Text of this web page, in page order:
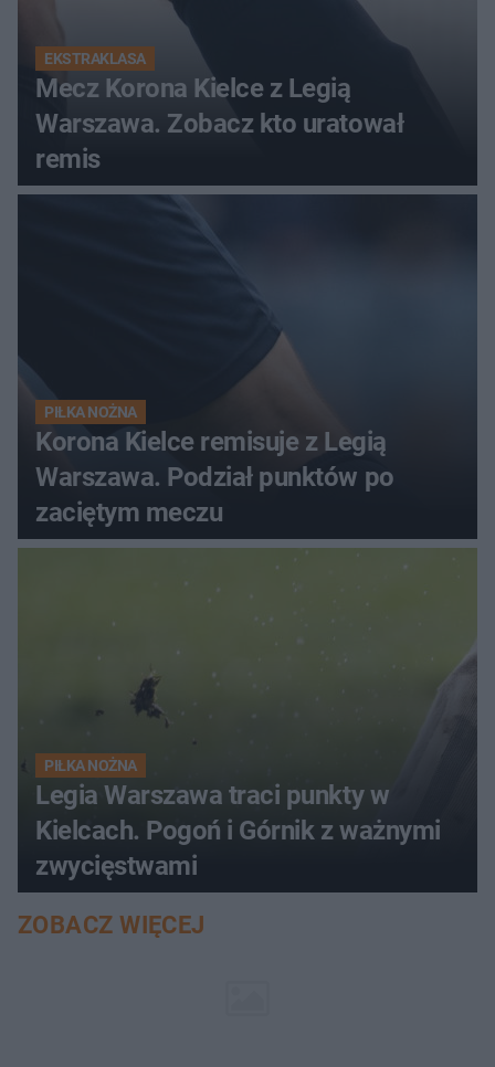
EKSTRAKLASA
Mecz Korona Kielce z Legią
Warszawa. Zobacz kto uratował
remis
PIŁKA NOŻNA
Korona Kielce remisuje z Legią
Warszawa. Podział punktów po
zaciętym meczu
PIŁKA NOŻNA
Legia Warszawa traci punkty w
Kielcach. Pogoń i Górnik z ważnymi
zwycięstwami
ZOBACZ WIĘCEJ